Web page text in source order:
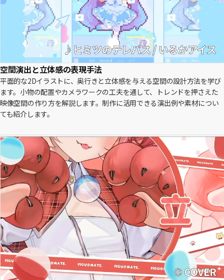
空間演出と立体感の表現手法
平面的な2Dイラストに、奥行きと立体感を与える空間の設計方法を学び
ます。小物の配置やカメラワークの工夫を通して、トレンドを押さえた
映像空間の作り方を解説します。制作に活用できる演出例や素材につい
ても紹介します。